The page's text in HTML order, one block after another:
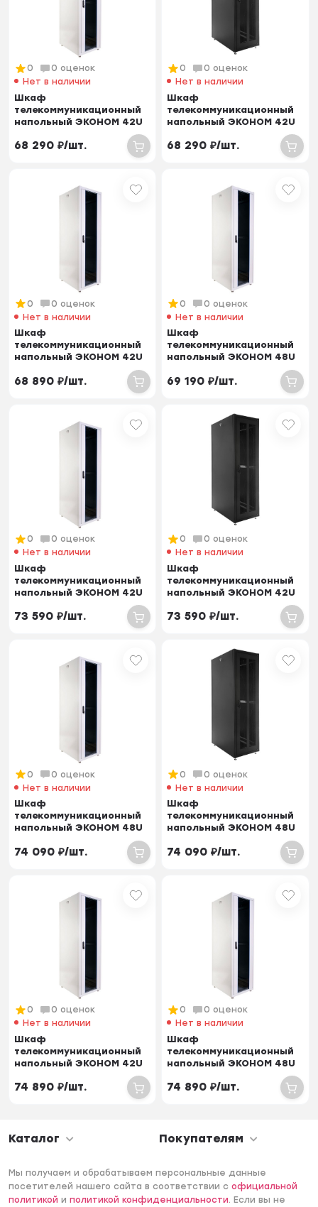
0
0 оценок
Нет в наличии
Шкаф
телекоммуникационный
напольный ЭКОНОМ 42U
перфорирова...
68 290 ₽/шт.
0
0 оценок
Нет в наличии
Шкаф
телекоммуникационный
напольный ЭКОНОМ 42U
перфорирова...
68 290 ₽/шт.
0
0 оценок
Нет в наличии
Шкаф
телекоммуникационный
напольный ЭКОНОМ 42U
стекло, две...
68 890 ₽/шт.
0
0 оценок
Нет в наличии
Шкаф
телекоммуникационный
напольный ЭКОНОМ 48U
стекло, двер...
69 190 ₽/шт.
0
0 оценок
Нет в наличии
Шкаф
телекоммуникационный
напольный ЭКОНОМ 42U
перфорирован...
73 590 ₽/шт.
0
0 оценок
Нет в наличии
Шкаф
телекоммуникационный
напольный ЭКОНОМ 42U
перфорирован...
73 590 ₽/шт.
0
0 оценок
Нет в наличии
Шкаф
телекоммуникационный
напольный ЭКОНОМ 48U
перфорирова...
74 090 ₽/шт.
0
0 оценок
Нет в наличии
Шкаф
телекоммуникационный
напольный ЭКОНОМ 48U
перфорирова...
74 090 ₽/шт.
0
0 оценок
Нет в наличии
Шкаф
телекоммуникационный
напольный ЭКОНОМ 42U
стекло, двер...
74 890 ₽/шт.
0
0 оценок
Нет в наличии
Шкаф
телекоммуникационный
напольный ЭКОНОМ 48U
стекло, две...
74 890 ₽/шт.
Каталог Покупателям
Мы получаем и обрабатываем персональные данные
посетителей нашего сайта в соответствии софициальной
политикой иполитикой конфиденциальности. Если вы не